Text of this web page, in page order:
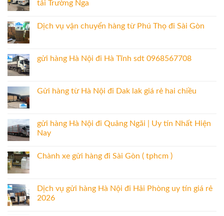
tải Trường Nga
Dịch vụ vận chuyển hàng từ Phú Thọ đi Sài Gòn
gửi hàng Hà Nội đi Hà Tĩnh sdt 0968567708
Gửi hàng từ Hà Nội đi Dak lak giá rẻ hai chiều
gửi hàng Hà Nội đi Quảng Ngãi | Uy tín Nhất Hiện
Nay
Chành xe gửi hàng đi Sài Gòn ( tphcm )
Dịch vụ gửi hàng Hà Nội đi Hải Phòng uy tín giá rẻ
2026